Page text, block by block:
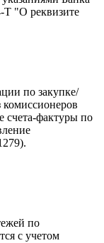
Т "О реквизите
по закупке/
комиссионеров
счета-фактуры по
по
с учетом